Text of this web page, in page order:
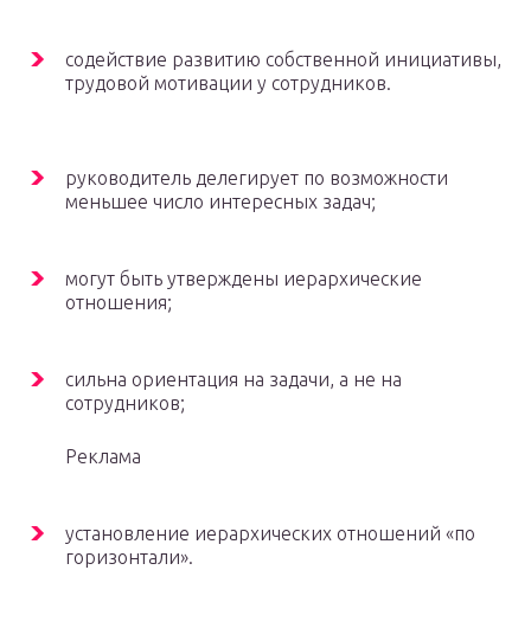
содействие развитию собственной инициативы,
трудовой мотивации у сотрудников.
руководитель делегирует по возможности
меньшее число интересных задач;
могут быть утверждены иерархические
отношения;
сильна ориентация на задачи, а не на
сотрудников;
Реклама
установление иерархических отношений «по
горизонтали».